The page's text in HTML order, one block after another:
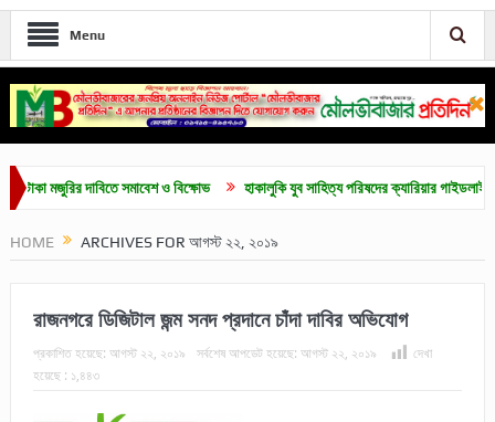
Menu
দাবিতে সমাবেশ ও বিক্ষোভ হাকালুকি যুব সাহিত্য পরিষদের ক্যারিয়ার গাইডলাইন ও
HOME ARCHIVES FOR আগস্ট ২২, ২০১৯
রাজনগরে ডিজিটাল জন্ম সনদ প্রদানে চাঁদা দাবির অভিযোগ
প্রকাশিত হয়েছে: আগস্ট ২২, ২০১৯ সর্বশেষ আপডেট হয়েছে: আগস্ট ২২, ২০১৯
দেখা
হয়েছে : ১,৪৪৩